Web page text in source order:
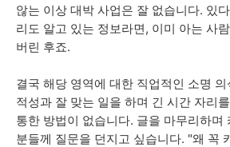
않는 이상 대박 사업은 잘 없습니다. 있
리도 알고 있는 정보라면, 이미 아는 사
버린 후죠.
결국 해당 영역에 대한 직업적인 소명
적성과 잘 맞는 일을 하며 긴 시간 자리
통한 방법이 없습니다. 글을 마무리하며
분들께 질문을 던지고 싶습니다. "왜 꼭